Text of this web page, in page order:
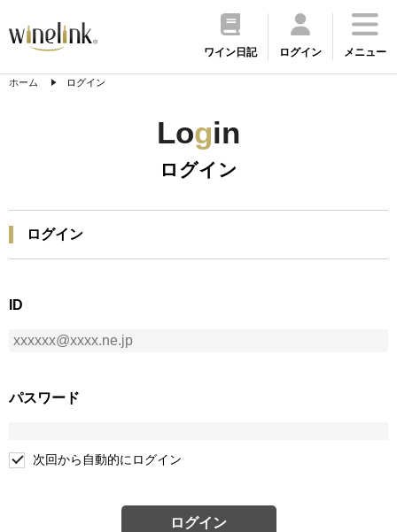
ワイン日記 ログイン メニュー
ホーム ログイン
Login
ログイン
ログイン
ID
パスワード
次回から自動的にログイン
ログイン